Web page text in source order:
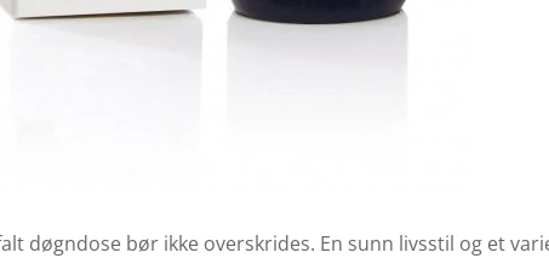
døgndose bør ikke overskrides. En sunn livsstil og et